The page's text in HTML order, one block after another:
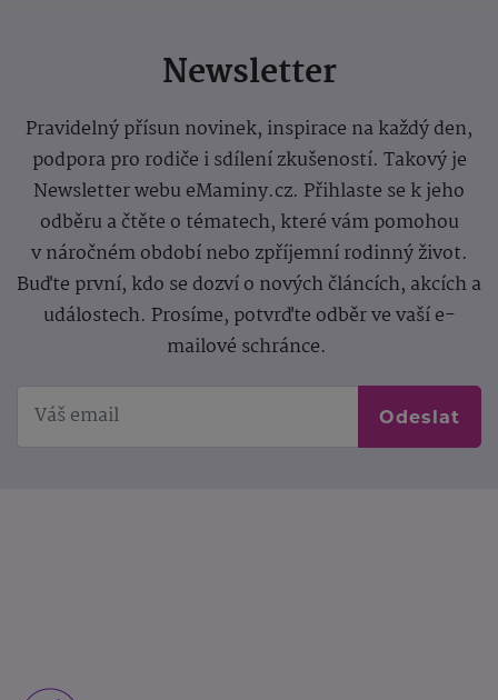
Newsletter
Pravidelný přísun novinek, inspirace na každý den,
podpora pro rodiče i sdílení zkušeností. Takový je
Newsletter webu eMaminy.cz. Přihlaste se k jeho
odběru a čtěte o tématech, které vám pomohou
v náročném období nebo zpříjemní rodinný život.
Buďte první, kdo se dozví o nových článcích, akcích a
událostech. Prosíme, potvrďte odběr ve vaší e-
mailové schránce.
Odeslat